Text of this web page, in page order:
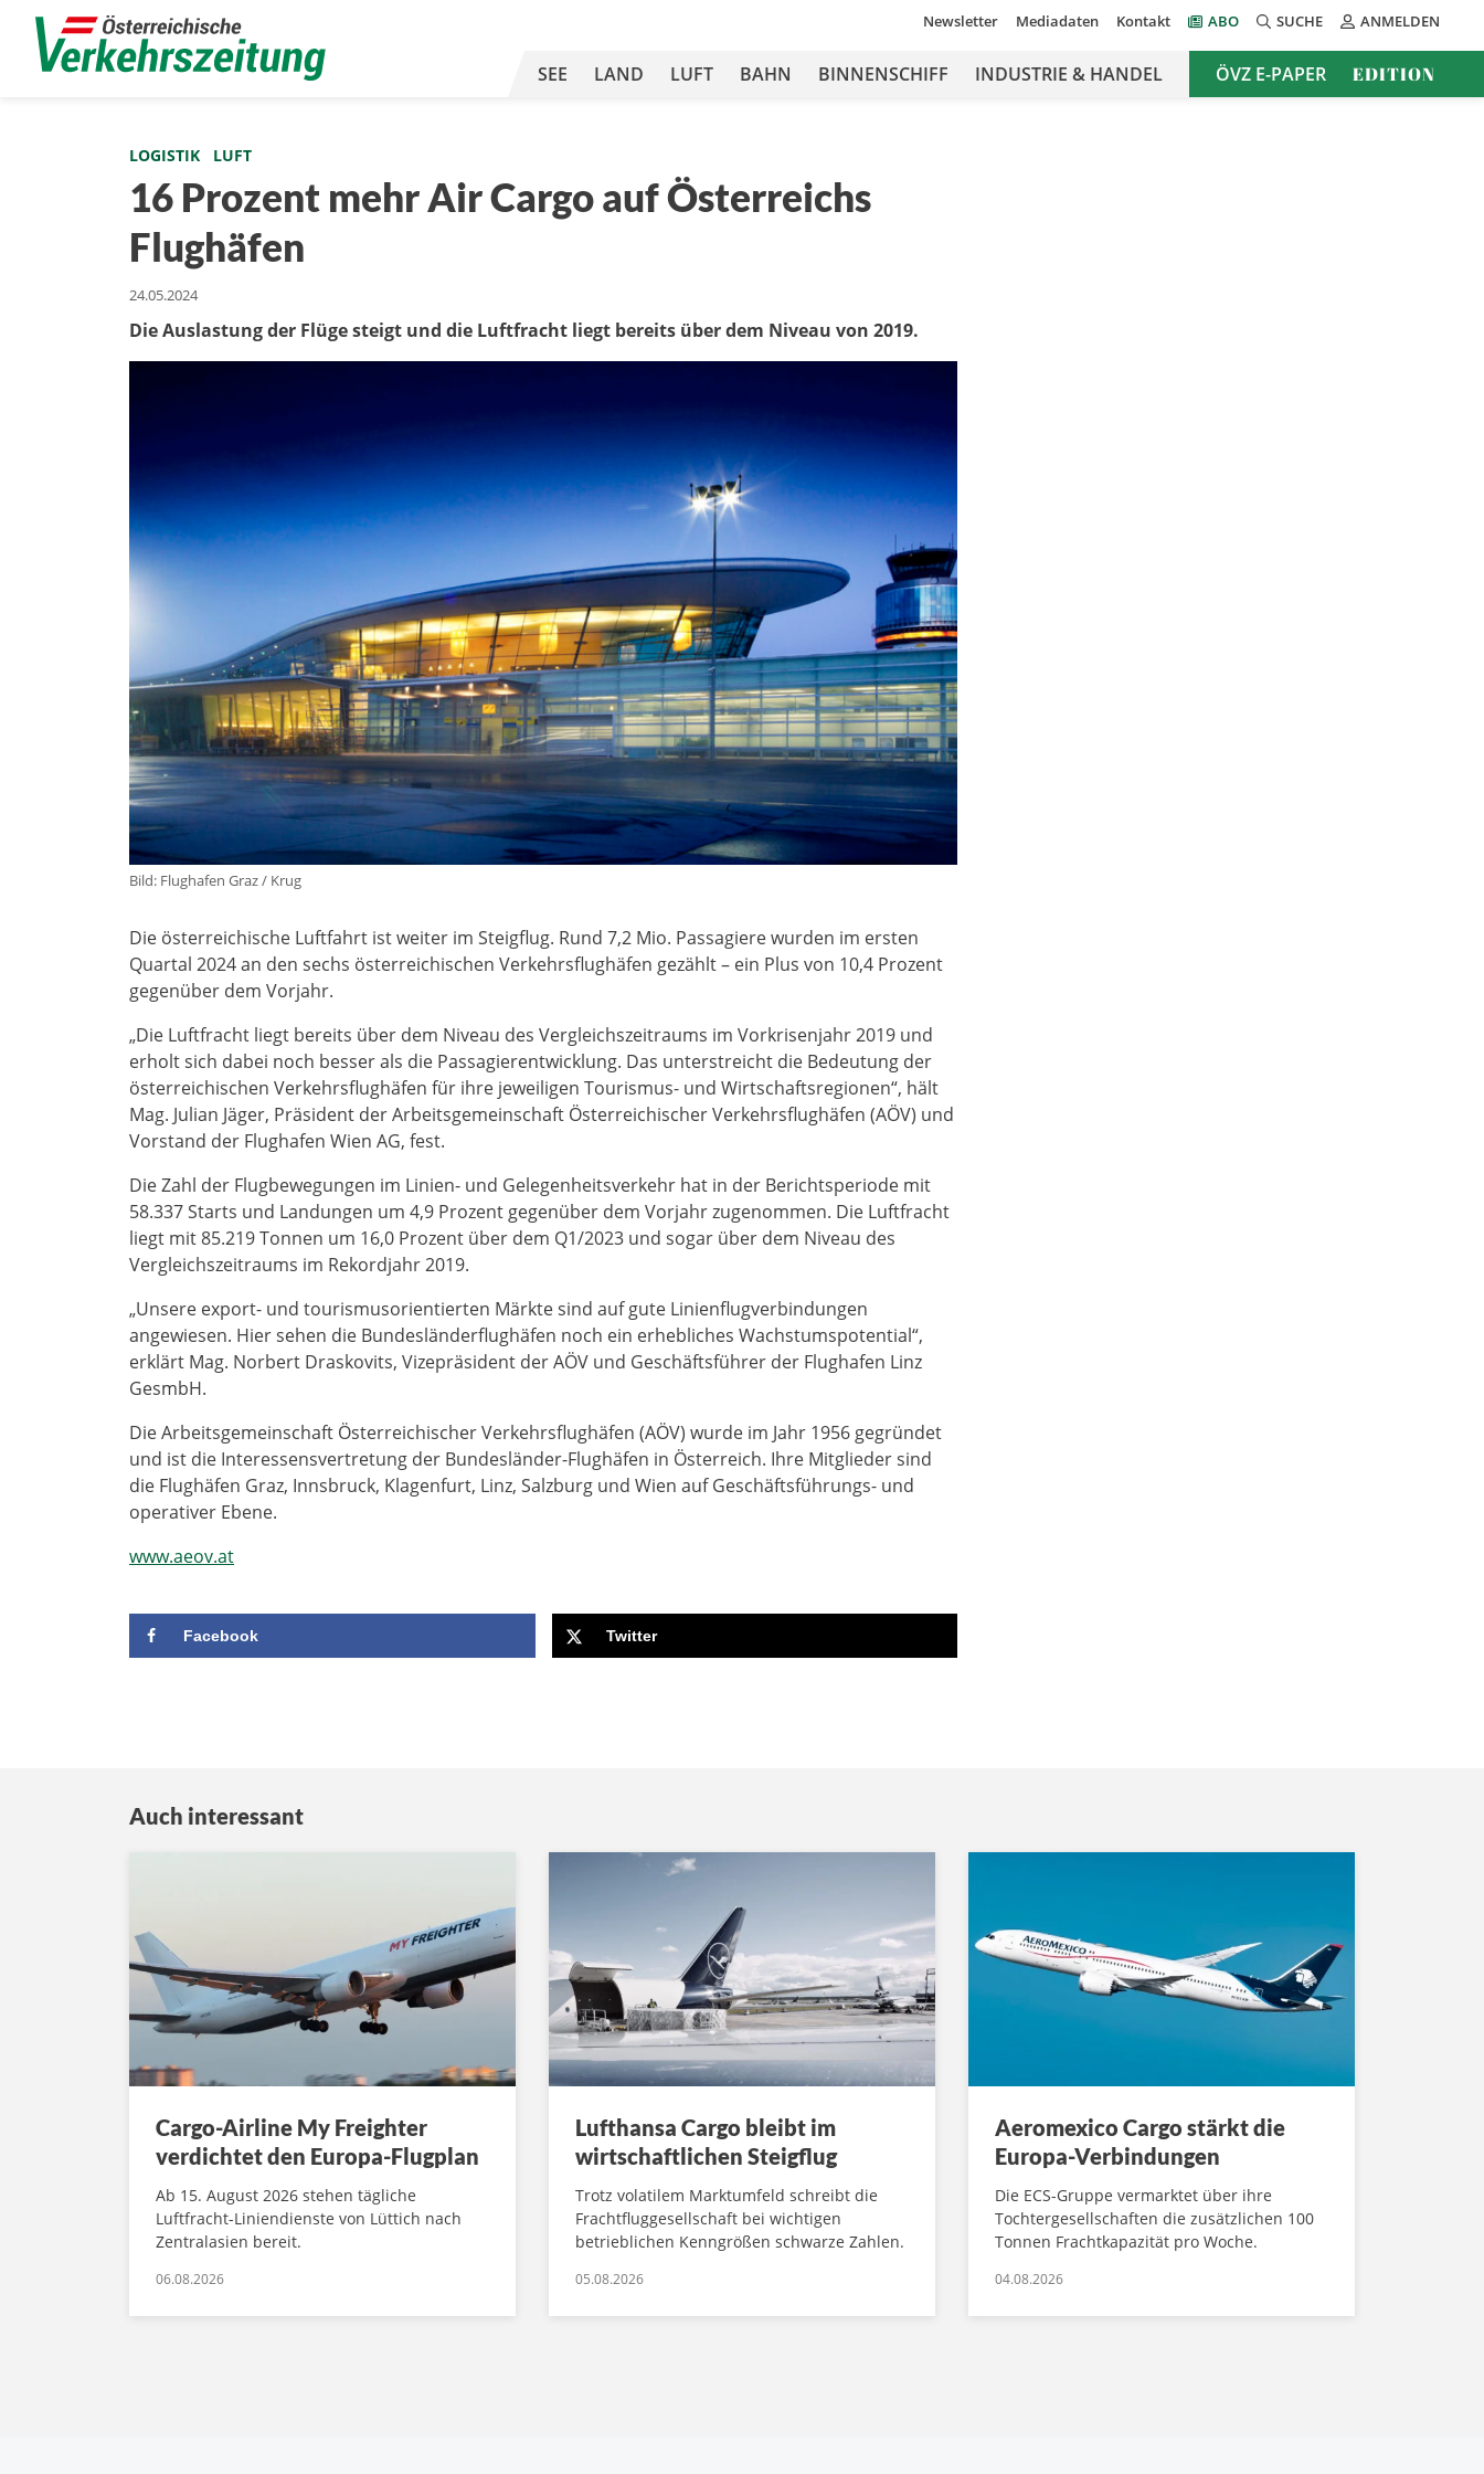
Newsletter Mediadaten Kontakt ABO SUCHE ANMELDEN
SEE LAND LUFT BAHN BINNENSCHIFF INDUSTRIE & HANDEL ÖVZ E-PAPER EDITION
LOGISTIK LUFT
16 Prozent mehr Air Cargo auf Österreichs
Flughäfen
24.05.2024
Die Auslastung der Flüge steigt und die Luftfracht liegt bereits über dem Niveau von 2019.
Bild: Flughafen Graz / Krug
Die österreichische Luftfahrt ist weiter im Steigflug. Rund 7,2 Mio. Passagiere wurden im ersten
Quartal 2024 an den sechs österreichischen Verkehrsflughäfen gezählt – ein Plus von 10,4 Prozent
gegenüber dem Vorjahr.
„Die Luftfracht liegt bereits über dem Niveau des Vergleichszeitraums im Vorkrisenjahr 2019 und
erholt sich dabei noch besser als die Passagierentwicklung. Das unterstreicht die Bedeutung der
österreichischen Verkehrsflughäfen für ihre jeweiligen Tourismus- und Wirtschaftsregionen“, hält
Mag. Julian Jäger, Präsident der Arbeitsgemeinschaft Österreichischer Verkehrsflughäfen (AÖV) und
Vorstand der Flughafen Wien AG, fest.
Die Zahl der Flugbewegungen im Linien- und Gelegenheitsverkehr hat in der Berichtsperiode mit
58.337 Starts und Landungen um 4,9 Prozent gegenüber dem Vorjahr zugenommen. Die Luftfracht
liegt mit 85.219 Tonnen um 16,0 Prozent über dem Q1/2023 und sogar über dem Niveau des
Vergleichszeitraums im Rekordjahr 2019.
„Unsere export- und tourismusorientierten Märkte sind auf gute Linienflugverbindungen
angewiesen. Hier sehen die Bundesländerflughäfen noch ein erhebliches Wachstumspotential“,
erklärt Mag. Norbert Draskovits, Vizepräsident der AÖV und Geschäftsführer der Flughafen Linz
GesmbH.
Die Arbeitsgemeinschaft Österreichischer Verkehrsflughäfen (AÖV) wurde im Jahr 1956 gegründet
und ist die Interessensvertretung der Bundesländer-Flughäfen in Österreich. Ihre Mitglieder sind
die Flughäfen Graz, Innsbruck, Klagenfurt, Linz, Salzburg und Wien auf Geschäftsführungs- und
operativer Ebene.
www.aeov.at
Facebook Twitter
Auch interessant
Cargo-Airline My Freighter
verdichtet den Europa-Flugplan
Ab 15. August 2026 stehen tägliche
Luftfracht-Liniendienste von Lüttich nach
Zentralasien bereit.
06.08.2026
Lufthansa Cargo bleibt im
wirtschaftlichen Steigflug
Trotz volatilem Marktumfeld schreibt die
Frachtfluggesellschaft bei wichtigen
betrieblichen Kenngrößen schwarze Zahlen.
05.08.2026
Aeromexico Cargo stärkt die
Europa-Verbindungen
Die ECS-Gruppe vermarktet über ihre
Tochtergesellschaften die zusätzlichen 100
Tonnen Frachtkapazität pro Woche.
04.08.2026